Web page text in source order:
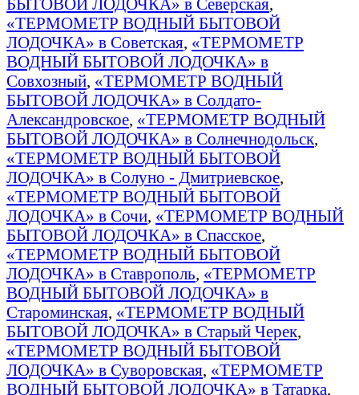
БЫТОВОЙ ЛОДОЧКА» в Северская,
«ТЕРМОМЕТР ВОДНЫЙ БЫТОВОЙ
ЛОДОЧКА» в Советская, «ТЕРМОМЕТР
ВОДНЫЙ БЫТОВОЙ ЛОДОЧКА» в
Совхозный, «ТЕРМОМЕТР ВОДНЫЙ
БЫТОВОЙ ЛОДОЧКА» в Солдато-
Александровское, «ТЕРМОМЕТР ВОДНЫЙ
БЫТОВОЙ ЛОДОЧКА» в Солнечнодольск,
«ТЕРМОМЕТР ВОДНЫЙ БЫТОВОЙ
ЛОДОЧКА» в Солуно - Дмитриевское,
«ТЕРМОМЕТР ВОДНЫЙ БЫТОВОЙ
ЛОДОЧКА» в Сочи, «ТЕРМОМЕТР ВОДНЫЙ
БЫТОВОЙ ЛОДОЧКА» в Спасское,
«ТЕРМОМЕТР ВОДНЫЙ БЫТОВОЙ
ЛОДОЧКА» в Ставрополь, «ТЕРМОМЕТР
ВОДНЫЙ БЫТОВОЙ ЛОДОЧКА» в
Староминская, «ТЕРМОМЕТР ВОДНЫЙ
БЫТОВОЙ ЛОДОЧКА» в Старый Черек,
«ТЕРМОМЕТР ВОДНЫЙ БЫТОВОЙ
ЛОДОЧКА» в Суворовская, «ТЕРМОМЕТР
ВОДНЫЙ БЫТОВОЙ ЛОДОЧКА» в Татарка,